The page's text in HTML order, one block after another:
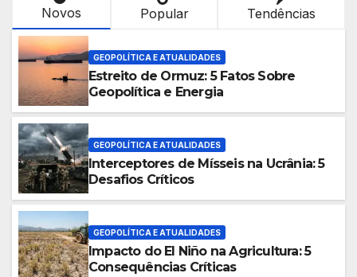
Novos Popular Tendências
GEOPOLÍTICA E ATUALIDADES
Estreito de Ormuz: 5 Fatos Sobre
Geopolítica e Energia
GEOPOLÍTICA E ATUALIDADES
Interceptores de Mísseis na Ucrânia: 5
Desafios Críticos
GEOPOLÍTICA E ATUALIDADES
Impacto do El Niño na Agricultura: 5
Consequências Críticas